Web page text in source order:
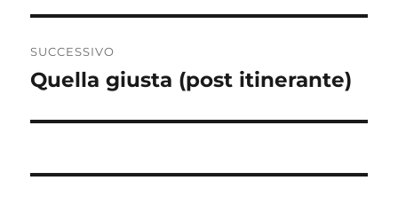
SUCCESSIVO
Articolo
Quella giusta (post itinerante)